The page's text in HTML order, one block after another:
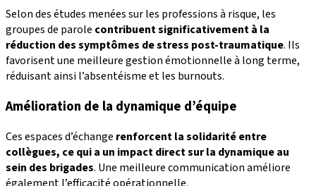
Selon des études menées sur les professions à risque, les
groupes de parole contribuent significativement à la
réduction des symptômes destress post-traumatique. Ils
favorisent une meilleure gestion émotionnelle à long terme,
réduisant ainsi l’absentéisme et les burnouts.
Amélioration de la dynamique d’équipe
Ces espaces d’échange renforcent la solidarité entre
collègues, ce qui a un impact direct sur la dynamique au
sein des brigades. Une meilleure communication améliore
également l’efficacité opérationnelle.